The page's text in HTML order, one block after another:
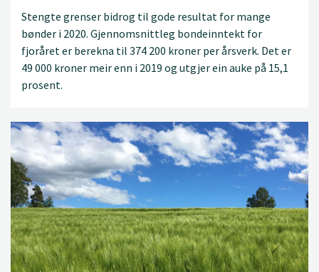
Stengte grenser bidrog til gode resultat for mange
bønder i 2020. Gjennomsnittleg bondeinntekt for
fjoråret er berekna til 374 200 kroner per årsverk. Det er
49 000 kroner meir enn i 2019 og utgjer ein auke på 15,1
prosent.